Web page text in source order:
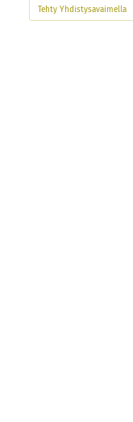
Tehty Yhdistysavaimella